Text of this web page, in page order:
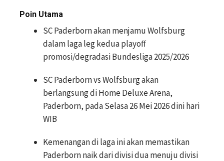
Poin Utama
SC Paderborn akan menjamu Wolfsburg
dalam laga leg kedua playoff
promosi/degradasi Bundesliga 2025/2026
SC Paderborn vs Wolfsburg akan
berlangsung di Home Deluxe Arena,
Paderborn, pada Selasa 26 Mei 2026 dini hari
WIB
Kemenangan di laga ini akan memastikan
Paderborn naik dari divisi dua menuju divisi